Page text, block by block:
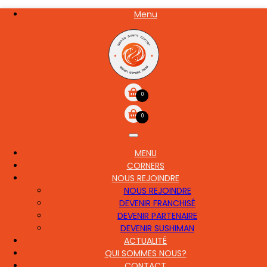
Aller
Menu
0
0
MAIN
MENU
CORNERS
NOUS REJOINDRE
NOUS REJOINDRE
DEVENIR FRANCHISÉ
DEVENIR PARTENAIRE
DEVENIR SUSHIMAN
ACTUALITÉ
QUI SOMMES NOUS?